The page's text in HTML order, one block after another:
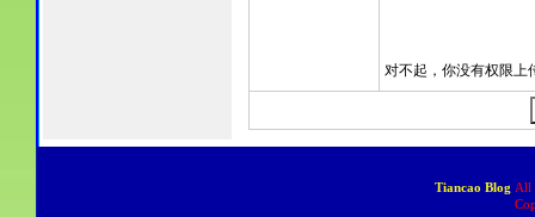
Tiancao Blog All